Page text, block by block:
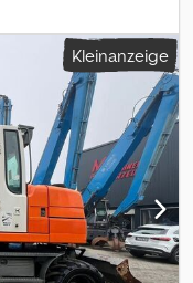
LIDAT Hardware;
Zwillings-Bereifung
Kraftstoff;
für Hammer,
m; Löffelstiel 2,45 m;
Straßenzulassung
= Weitere
Rad Leergewicht:
EXW
Beck, um weitere
Kleinanzeige